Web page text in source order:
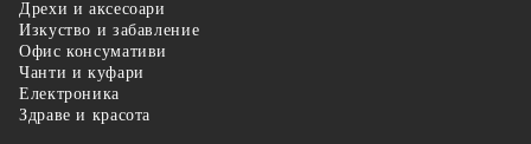
Дрехи и аксесоари
Изкуство и забавление
Офис консумативи
Чанти и куфари
Електроника
Здраве и красота